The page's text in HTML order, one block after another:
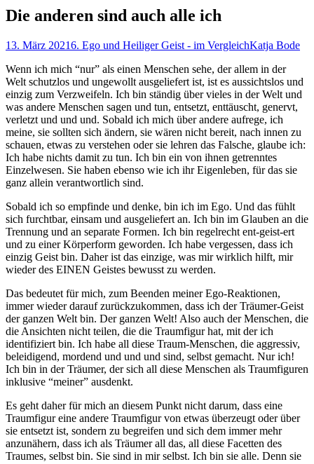
Die anderen sind auch alle ich
13. März 20216. Ego und Heiliger Geist - im VergleichKatja Bode
Wenn ich mich “nur” als einen Menschen sehe, der allem in der
Welt schutzlos und ungewollt ausgeliefert ist, ist es aussichtslos und
einzig zum Verzweifeln. Ich bin ständig über vieles in der Welt und
was andere Menschen sagen und tun, entsetzt, enttäuscht, genervt,
verletzt und und und. Sobald ich mich über andere aufrege, ich
meine, sie sollten sich ändern, sie wären nicht bereit, nach innen zu
schauen, etwas zu verstehen oder sie lehren das Falsche, glaube ich:
Ich habe nichts damit zu tun. Ich bin ein von ihnen getrenntes
Einzelwesen. Sie haben ebenso wie ich ihr Eigenleben, für das sie
ganz allein verantwortlich sind.
Sobald ich so empfinde und denke, bin ich im Ego. Und das fühlt
sich furchtbar, einsam und ausgeliefert an. Ich bin im Glauben an die
Trennung und an separate Formen. Ich bin regelrecht ent-geist-ert
und zu einer Körperform geworden. Ich habe vergessen, dass ich
einzig Geist bin. Daher ist das einzige, was mir wirklich hilft, mir
wieder des EINEN Geistes bewusst zu werden.
Das bedeutet für mich, zum Beenden meiner Ego-Reaktionen,
immer wieder darauf zurückzukommen, dass ich der Träumer-Geist
der ganzen Welt bin. Der ganzen Welt! Also auch der Menschen, die
die Ansichten nicht teilen, die die Traumfigur hat, mit der ich
identifiziert bin. Ich habe all diese Traum-Menschen, die aggressiv,
beleidigend, mordend und und und sind, selbst gemacht. Nur ich!
Ich bin in der Träumer, der sich all diese Menschen als Traumfiguren
inklusive “meiner” ausdenkt.
Es geht daher für mich an diesem Punkt nicht darum, dass eine
Traumfigur eine andere Traumfigur von etwas überzeugt oder über
sie entsetzt ist, sondern zu begreifen und sich dem immer mehr
anzunähern, dass ich als Träumer all das, all diese Facetten des
Traumes, selbst bin. Sie sind in mir selbst. Ich bin sie alle. Denn sie